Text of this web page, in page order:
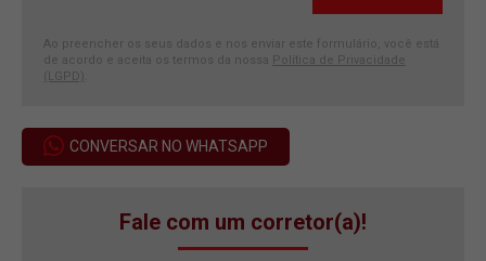
Ao preencher os seus dados e nos enviar este formulário, você está
de acordo e aceita os termos da nossa Política de Privacidade
(LGPD)
CONVERSAR NO WHATSAPP
Fale com um corretor(a)!